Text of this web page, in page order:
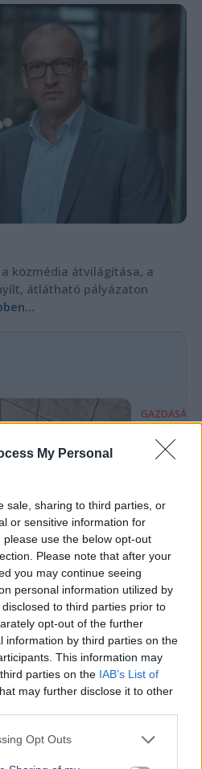
My Personal
sale, sharing to third parties, or
or sensitive information for
use the below opt-out
Please note that after your
you may continue seeing
personal information utilized by
to third parties prior to
opt-out of the further
information by third parties on the
This information may
parties on the IAB’s List of
may further disclose it to other
Opt Outs
közmédia átvilágítása, a
átlátható pályázaton
víziközmű-rendszer:
a csövek
közel 80 százaléka
csőtörések száma
Kovács Károly szerint a
GAZDASÁG
kegyelmi